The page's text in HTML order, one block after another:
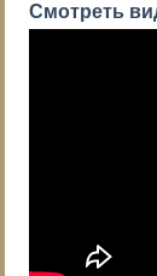
Смотреть